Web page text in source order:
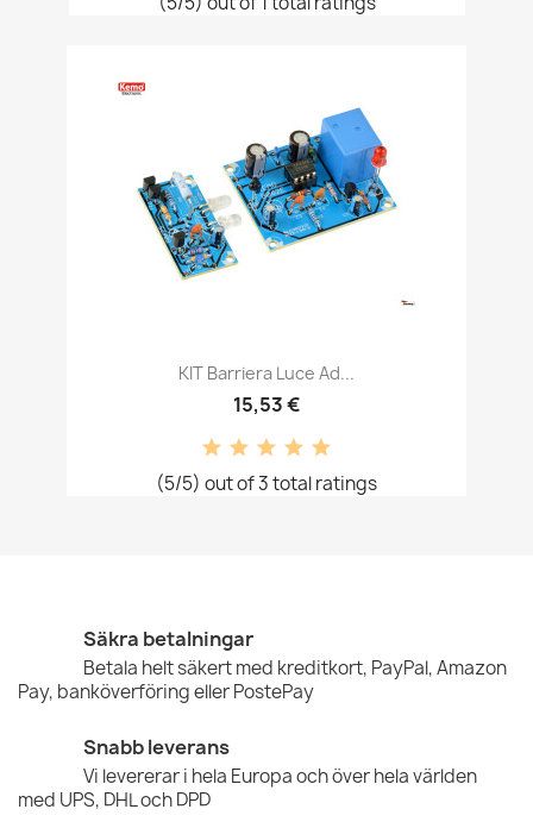
KIT Barriera Luce Ad...
15,53 €
(5/5) out of 3 total ratings
Säkra betalningar
Betala helt säkert med kreditkort, PayPal, Amazon
Pay, banköverföring eller PostePay
Snabb leverans
Vi levererar i hela Europa och över hela världen
med UPS, DHL och DPD